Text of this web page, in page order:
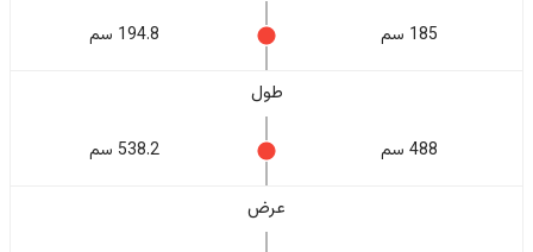
185 سم 194.8 سم
طول
488 سم 538.2 سم
عرض